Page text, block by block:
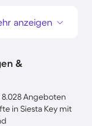
anzeigen
&
8.028 Angeboten
in Siesta Key mit